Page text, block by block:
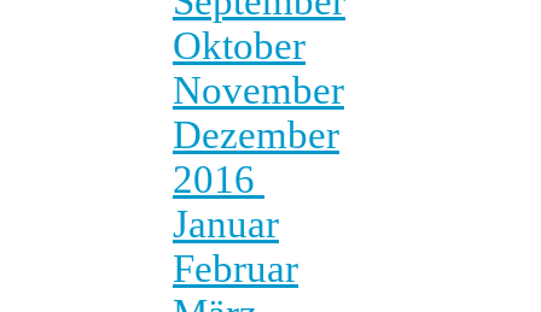
Oktober
November
Dezember
2016
Januar
Februar